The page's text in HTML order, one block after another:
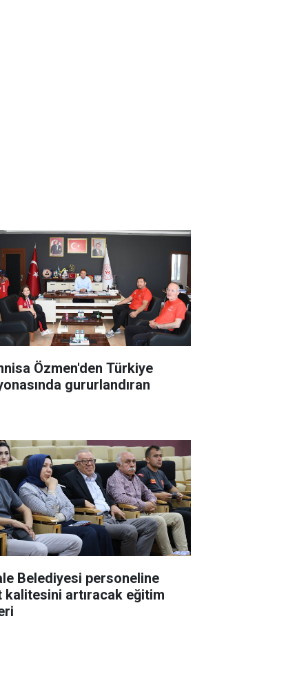
Özmen'den Türkiye
gururlandıran
Belediyesi personeline
kalitesini artıracak eğitim